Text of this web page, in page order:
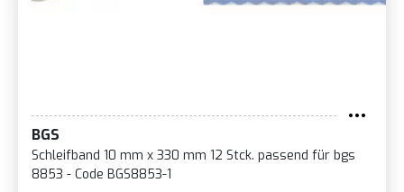
BGS
Schleifband 10 mm x 330 mm 12 Stck. passend für bgs
8853 - Code BGS8853-1